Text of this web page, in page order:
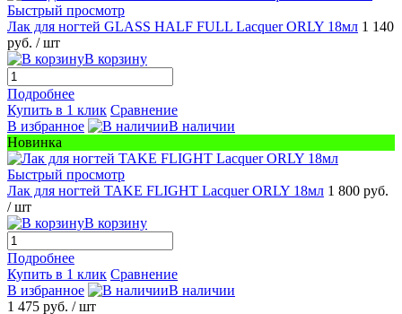
Быстрый просмотр
Лак для ногтей GLASS HALF FULL Lacquer ORLY 18мл 1 140
руб. / шт
В корзину
Подробнее
Купить в 1 клик Сравнение
В избранное
В наличии
Новинка
Быстрый просмотр
Лак для ногтей TAKE FLIGHT Lacquer ORLY 18мл 1 800 руб.
/ шт
В корзину
Подробнее
Купить в 1 клик Сравнение
В избранное
В наличии
1 475 руб. / шт